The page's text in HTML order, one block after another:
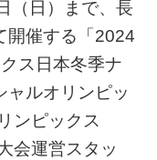
（日）まで、長
開催する「2024
ス日本冬季ナ
ャルオリンピッ
ンピックス
会運営スタッ